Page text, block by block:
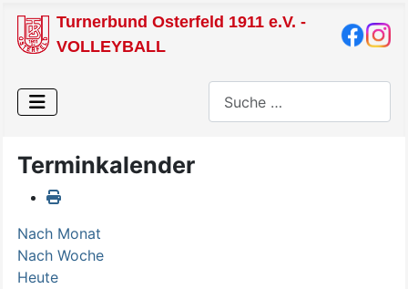
Turnerbund Osterfeld 1911 e.V. -
VOLLEYBALL
Terminkalender
Nach Monat
Nach Woche
Heute